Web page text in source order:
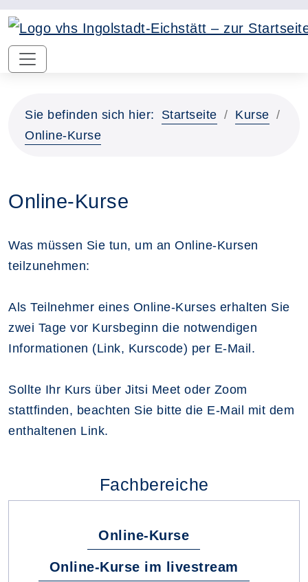
Sie befinden sich hier: Startseite
Kurse
Online-Kurse
Online-Kurse
Was müssen Sie tun, um an Online-Kursen
teilzunehmen:
Als Teilnehmer eines Online-Kurses erhalten Sie
zwei Tage vor Kursbeginn die notwendigen
Informationen (Link, Kurscode) per E-Mail.
Sollte Ihr Kurs über Jitsi Meet oder Zoom
stattfinden, beachten Sie bitte die E-Mail mit dem
enthaltenen Link.
Fachbereiche
Online-Kurse
Online-Kurse im livestream